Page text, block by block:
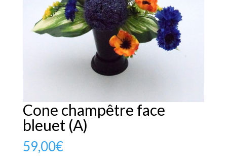
Cone champêtre face
bleuet (A)
59,00€